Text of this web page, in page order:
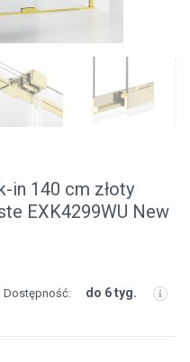
in 140 cm złoty
EXK4299WU New
Dostępność: do 6 tyg.